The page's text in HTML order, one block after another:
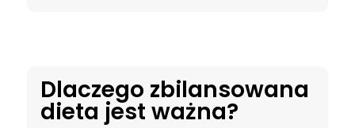
Dlaczego zbilansowana
dieta jest ważna?